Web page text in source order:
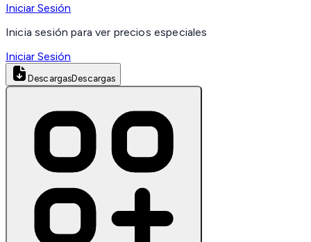
Iniciar Sesión
Inicia sesión para ver precios especiales
Iniciar Sesión
DescargasDescargas